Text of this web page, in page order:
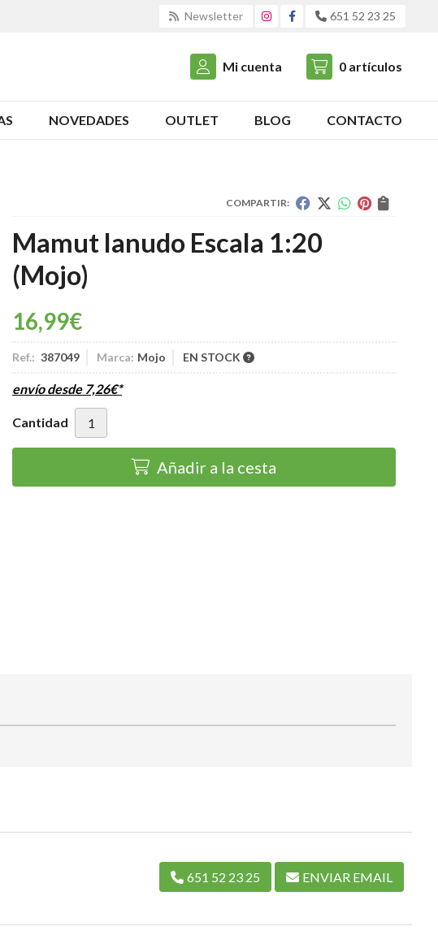
Newsletter 651 52 23 25
Mi cuenta 0 artículos
NOVEDADES OUTLET BLOG CONTACTO
COMPARTIR:
Mamut lanudo Escala 1:20
(Mojo)
16,99€
Ref.: 387049 Marca: Mojo EN STOCK
envío desde 7,26€*
Cantidad
Añadir a la cesta
651 52 23 25 ENVIAR EMAIL